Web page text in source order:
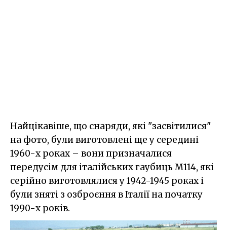
Найцікавіше, що снаряди, які "засвітилися"
на фото, були виготовлені ще у середині
1960-х роках – вони призначалися
передусім для італійських гаубиць M114, які
серійно виготовлялися у 1942-1945 роках і
були зняті з озброєння в Італії на початку
1990-х років.